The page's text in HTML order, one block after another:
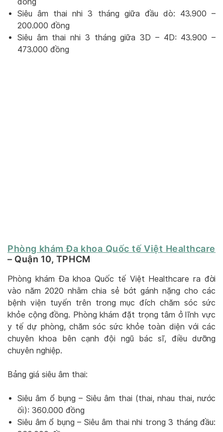
Siêu âm thai nhi 3 tháng giữa đầu dò: 43.900 –
200.000 đồng
Siêu âm thai nhi 3 tháng giữa 3D – 4D: 43.900 –
473.000 đồng
Phòng khám Đa khoa Quốc tế Việt Healthcare
– Quận 10, TPHCM
Phòng khám Đa khoa Quốc tế Việt Healthcare ra đời
vào năm 2020 nhằm chia sẻ bớt gánh nặng cho các
bệnh viện tuyến trên trong mục đích chăm sóc sức
khỏe cộng đồng. Phòng khám đặt trọng tâm ở lĩnh vực
y tế dự phòng, chăm sóc sức khỏe toàn diện với các
chuyên khoa bên cạnh đội ngũ bác sĩ, điều dưỡng
chuyên nghiệp.
Bảng giá siêu âm thai:
Siêu âm ổ bụng – Siêu âm thai (thai, nhau thai, nước
ối): 360.000 đồng
Siêu âm ổ bụng – Siêu âm thai nhi trong 3 tháng đầu: